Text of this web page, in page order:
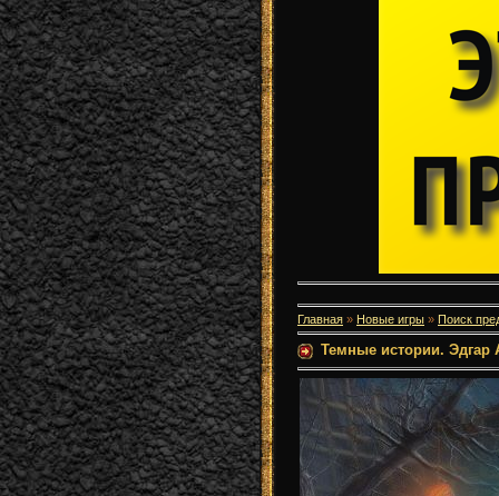
Главная » Новые игры » Поиск
Темные истории. Эдгар